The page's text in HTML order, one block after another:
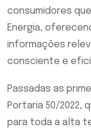
consumidores
Energia,
informações
consciente e
Passadas as
Portaria 50/2022,
para toda a alta